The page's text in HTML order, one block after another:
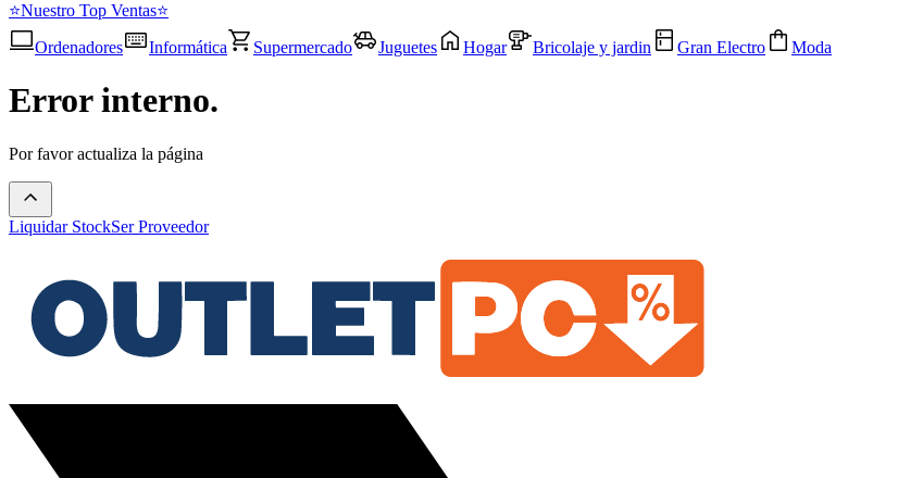
⭐Nuestro Top Ventas⭐
Ordenadores
Informática Supermercado Juguetes Hogar Bricolaje y jardin Gran Electro Moda
Error interno.
Por favor actualiza la página
Liquidar StockSer Proveedor